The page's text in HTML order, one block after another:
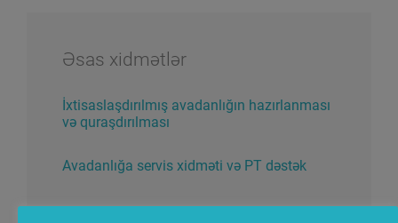
Əsas xidmətlər
İxtisaslaşdırılmış avadanlığın hazırlanması
və quraşdırılması
Avadanlığa servis xidməti və PT dəstək